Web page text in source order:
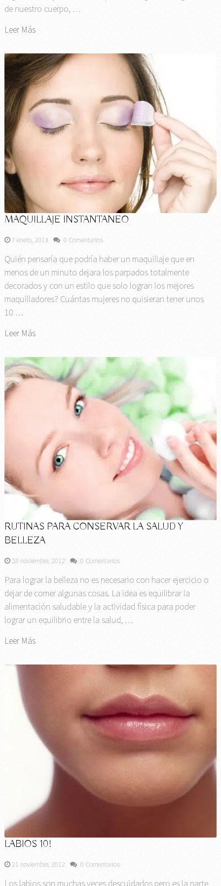
de nuestro cuerpo, …
Leer Más
MAQUILLAJE INSTANTANEO
7 enero, 2013 0 Comentarios
Quién pensaría que podría haber un maquillaje que en
menos de un minuto dejara los parpados totalmente
decorados y con un estilo que solo logran los mejores
maquilladores? Cuántas mujeres no quisieran tener unos
10 …
Leer Más
RUTINAS PARA CONSERVAR LA SALUD Y
BELLEZA
28 noviembre, 2012 0 Comentarios
Para lograr la belleza no es necesario con hacer ejercicio o
dejar de comer algunas cosas. La idea es equilibrar la
alimentación saludable y la actividad física para poder
lograr un equilibrio entre la salud, …
Leer Más
LABIOS 10!
21 noviembre, 2012 0 Comentarios
Los labios son muchas veces descuidados pero es la parte